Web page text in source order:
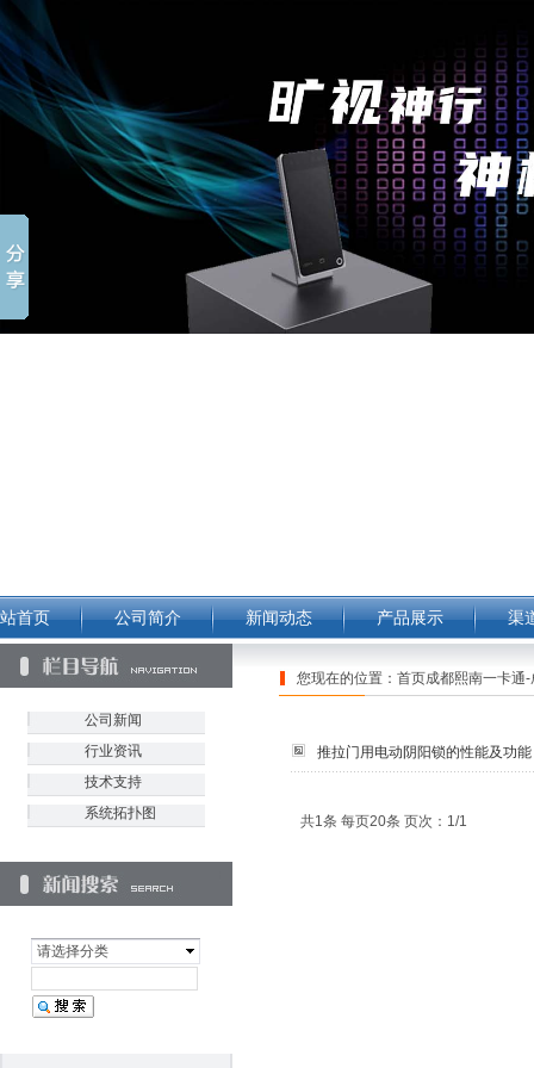
首页 公司简介 新闻动态 产品展示 渠
公司新闻
行业资讯
技术支持
系统拓扑图
请选择分类
推拉门用电动阴阳锁的性能及功能
共1条 每页20条 页次：1/1
您现在的位置： 首页成都熙南一卡通